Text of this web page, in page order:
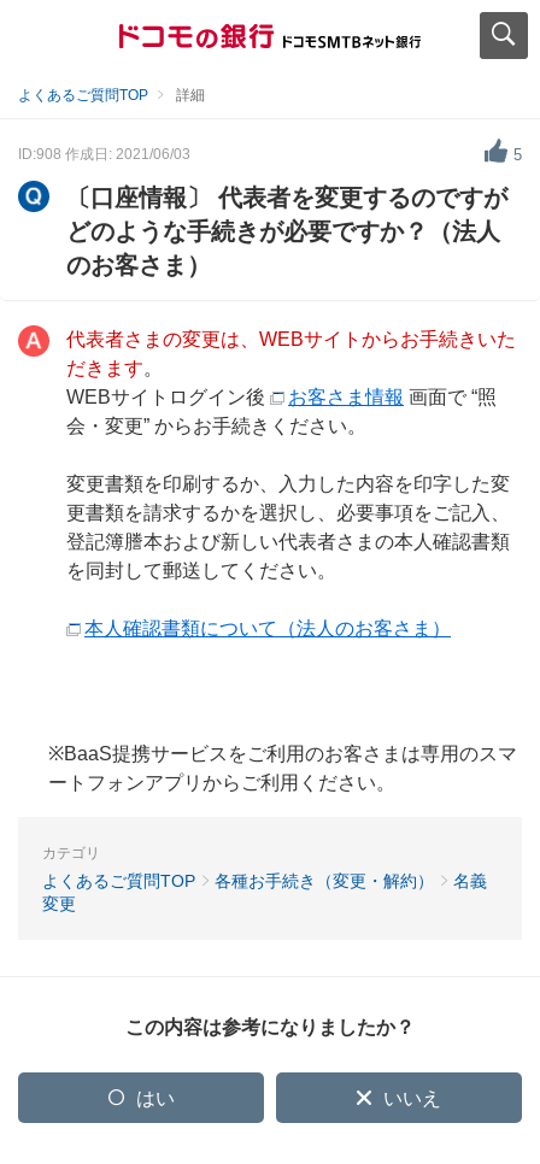
よくあるご質問TOP 詳細
ID:908 作成日: 2021/06/03 5
〔口座情報〕 代表者を変更するのですが
どのような手続きが必要ですか？（法人
のお客さま）
代表者さまの変更は、WEBサイトからお手続きいた
だきます。
WEBサイトログイン後
お客さま情報 画面で “照
会・変更” からお手続きください。
変更書類を印刷するか、入力した内容を印字した変
更書類を請求するかを選択し、必要事項をご記入、
登記簿謄本および新しい代表者さまの本人確認書類
を同封して郵送してください。
本人確認書類について（法人のお客さま）
※BaaS提携サービスをご利用のお客さまは専用のスマ
ートフォンアプリからご利用ください。
カテゴリ
よくあるご質問TOP 各種お手続き（変更・解約）
名義
変更
この内容は参考になりましたか？
はい いいえ